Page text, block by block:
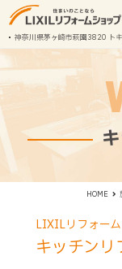
神奈川県茅ヶ崎市萩園3820 ト
HOME
LIXILリフォー
キッチンリ